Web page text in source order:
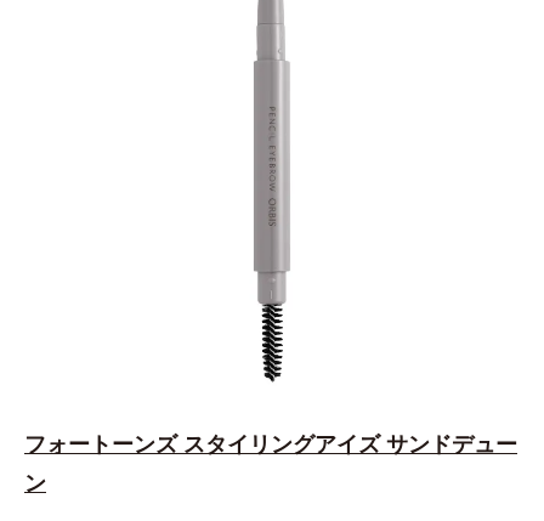
フォートーンズ スタイリングアイズ サンドデュー
ン